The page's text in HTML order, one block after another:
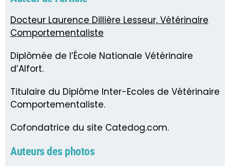
Docteur Laurence Dillière Lesseur, Vétérinaire
Comportementaliste
Diplômée de l’École Nationale Vétérinaire
d’Alfort.
Titulaire du Diplôme Inter-Ecoles de Vétérinaire
Comportementaliste.
Cofondatrice du site Catedog.com.
Auteurs des photos